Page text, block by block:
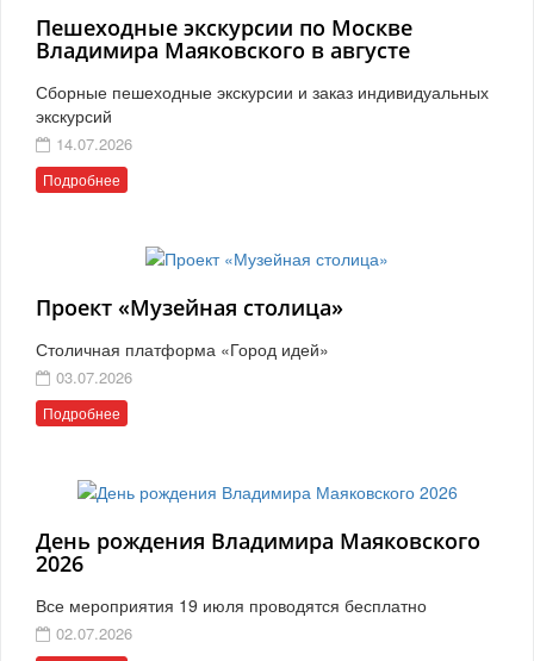
Пешеходные экскурсии по Москве
Владимира Маяковского в августе
Сборные пешеходные экскурсии и заказ индивидуальных
экскурсий
14.07.2026
Подробнее
Проект «Музейная столица»
Столичная платформа «Город идей»
03.07.2026
Подробнее
День рождения Владимира Маяковского
2026
Все мероприятия 19 июля проводятся бесплатно
02.07.2026